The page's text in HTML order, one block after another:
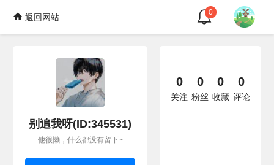
返回网站 0
别追我呀(ID:345531)
他很懒，什么都没有留下~
0
关注
0
粉丝
0
收藏
0
评论